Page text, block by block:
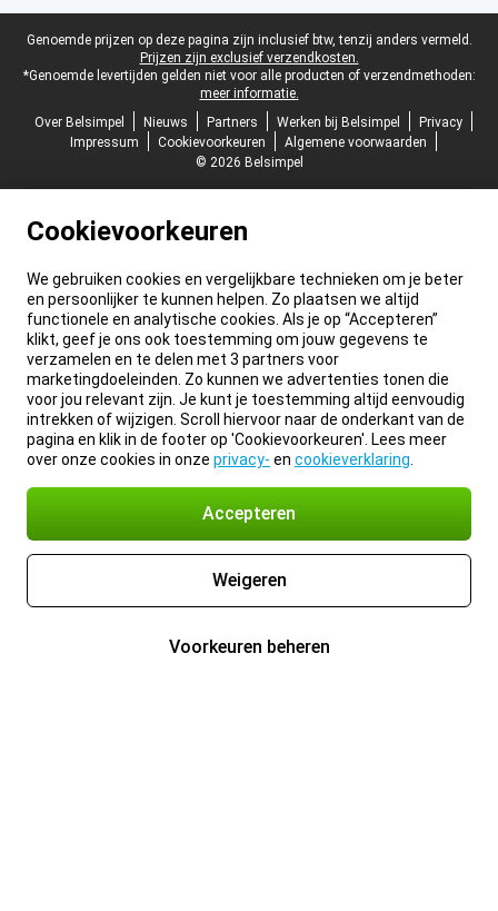
Juridische voettekst
Genoemde prijzen op deze pagina zijn inclusief btw, tenzij anders vermeld.
Prijzen zijn exclusief verzendkosten.
*Genoemde levertijden gelden niet voor alle producten of verzendmethoden:
meer informatie.
Over Belsimpel
Nieuws Partners Werken bij Belsimpel
Privacy
Impressum
Cookievoorkeuren
Algemene voorwaarden
© 2026 Belsimpel
Cookievoorkeuren
We gebruiken cookies en vergelijkbare technieken om je beter
en persoonlijker te kunnen helpen. Zo plaatsen we altijd
functionele en analytische cookies. Als je op “Accepteren”
klikt, geef je ons ook toestemming om jouw gegevens te
verzamelen en te delen met 3 partners voor
marketingdoeleinden. Zo kunnen we advertenties tonen die
voor jou relevant zijn. Je kunt je toestemming altijd eenvoudig
intrekken of wijzigen. Scroll hiervoor naar de onderkant van de
pagina en klik in de footer op 'Cookievoorkeuren'. Lees meer
over onze cookies in onze privacy- en cookieverklaring
Accepteren
Weigeren
Voorkeuren beheren